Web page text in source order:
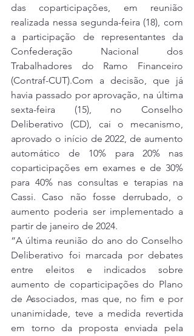
das coparticipações, em reunião
realizada nessa segunda-feira (18), com
a participação de representantes da
Confederação Nacional dos
Trabalhadores do Ramo Financeiro
(Contraf-CUT).Com a decisão, que já
havia passado por aprovação, na última
sexta-feira (15), no Conselho
Deliberativo (CD), cai o mecanismo,
aprovado o início de 2022, de aumento
automático de 10% para 20% nas
coparticipações em exames e de 30%
para 40% nas consultas e terapias na
Cassi. Caso não fosse derrubado, o
aumento poderia ser implementado a
partir de janeiro de 2024.
“A última reunião do ano do Conselho
Deliberativo foi marcada por debates
entre eleitos e indicados sobre
aumento de coparticipações do Plano
de Associados, mas que, no fim e por
unanimidade, teve a medida revertida
em torno da proposta enviada pela